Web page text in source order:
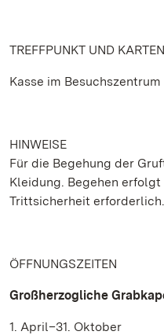
TREFFPUNKT UND
Kasse im Besuchszentrum
HINWEISE
Für die Begehung der
Kleidung. Begehen erfolgt
Trittsicherheit erforderlich.
ÖFFNUNGSZEITEN
Großherzogliche
1. April–31. Oktober